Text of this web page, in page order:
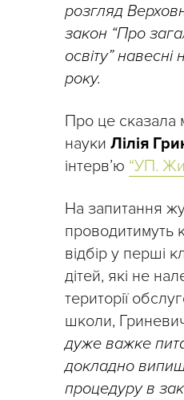
розгляд
закон “Про
освіту” навесні
року.
Про це сказала
науки Лілія
інтерв’ю “УП.
На запитання
проводитимуть
відбір у перші
дітей, які не
території
школи, Гриневич
дуже важке
докладно
процедуру в